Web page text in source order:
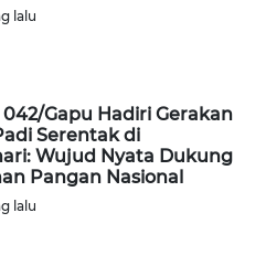
lalu
Gapu Hadiri Gerakan
Serentak di
Wujud Nyata Dukung
Pangan Nasional
lalu